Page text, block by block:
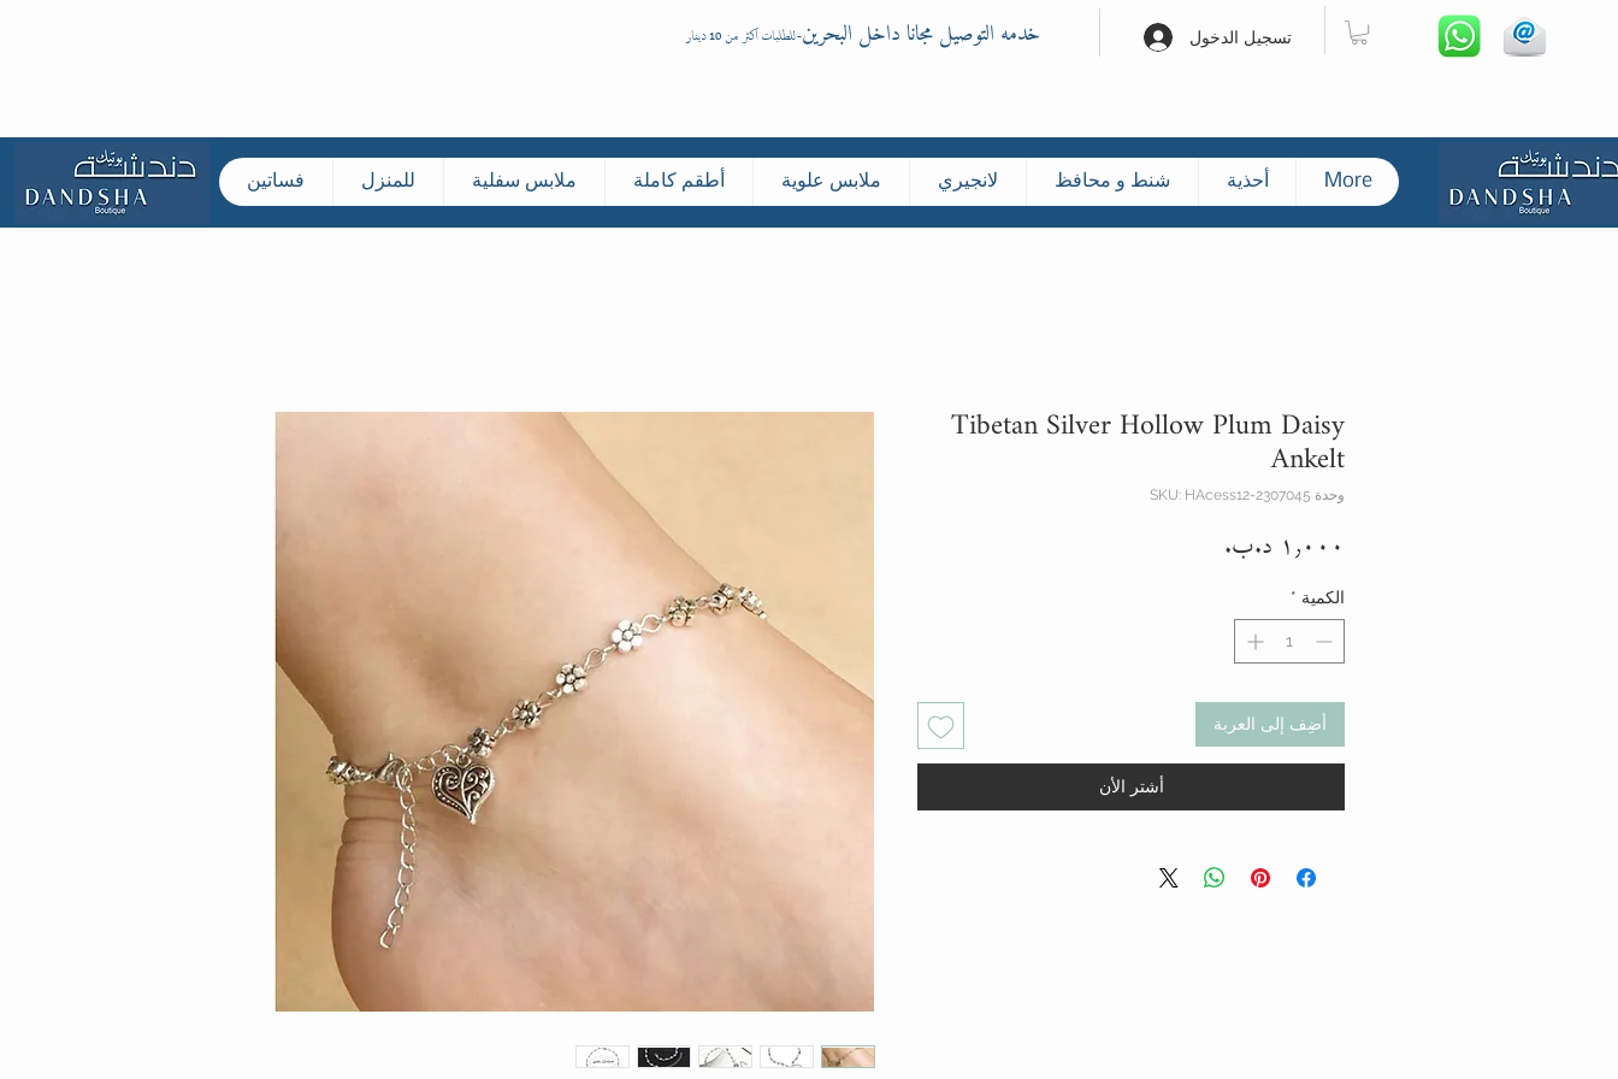
خدمه التوصيل مجانا داخل البحرين-للطلبات اكثر من 10 دينار تسجيل الدخول
فساتين للمنزل ملابس سفلية أطقم كاملة ملابس علوية لانجيري شنط و محافظ أحذية More
Tibetan Silver Hollow Plum Daisy
Ankelt
وحدة SKU: HAcess12-2307045
الكمية *
أضِف إلى العربة
أشتر الأن